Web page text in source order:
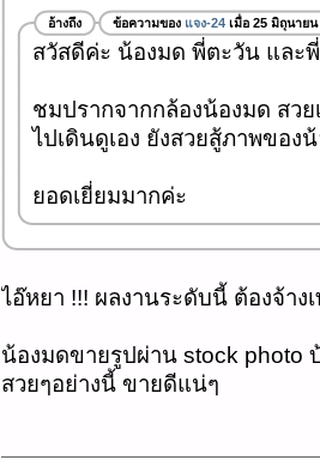
อ้างถึง ข้อความของ แจง-24เมื่อ 25 มิถุนายน
สวัสดีค่ะ น้องมด พี่ตะวัน และ
ชมปรากจากกล้องน้องมด สว
ไปเดินดูเอง ยังสวยสู้ภาพของ
ยอดเยี่ยมมากค่ะ
ไอ๊หยา !!! ผลงานระดับนี้ ต้องจ้า
น้องมดขายรูปผ่าน stock photo
สวยๆอย่างนี้ ขายดีแน่ๆ